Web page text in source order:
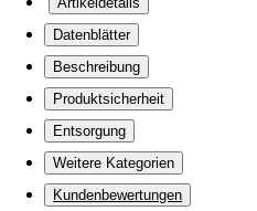
Datenblätter
Beschreibung
Produktsicherheit
Entsorgung
Weitere Kategorien
Kundenbewertungen